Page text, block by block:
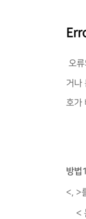
오
거나
호가
방법
<, >
<